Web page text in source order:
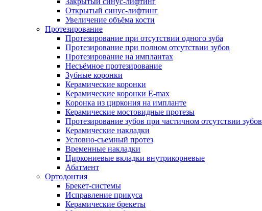
Открытый синус-лифтинг
Увеличение объёма кости
Протезирование
Протезирование при отсутствии одного зуба
Протезирование при полном отсутствии зубов
Протезирование на имплантах
Несъёмное протезирование
Зубные коронки
Керамические коронки
Керамические коронки E-max
Коронка из циркония на импланте
Керамические мостовидные протезы
Протезирование зубов при частичном отсутствии зубов
Керамические накладки
Условно-съемный протез
Временные накладки
Циркониевые вкладки внутрикорневые
Абатмент
Ортодонтия
Брекет-системы
Исправление прикуса
Керамические брекеты